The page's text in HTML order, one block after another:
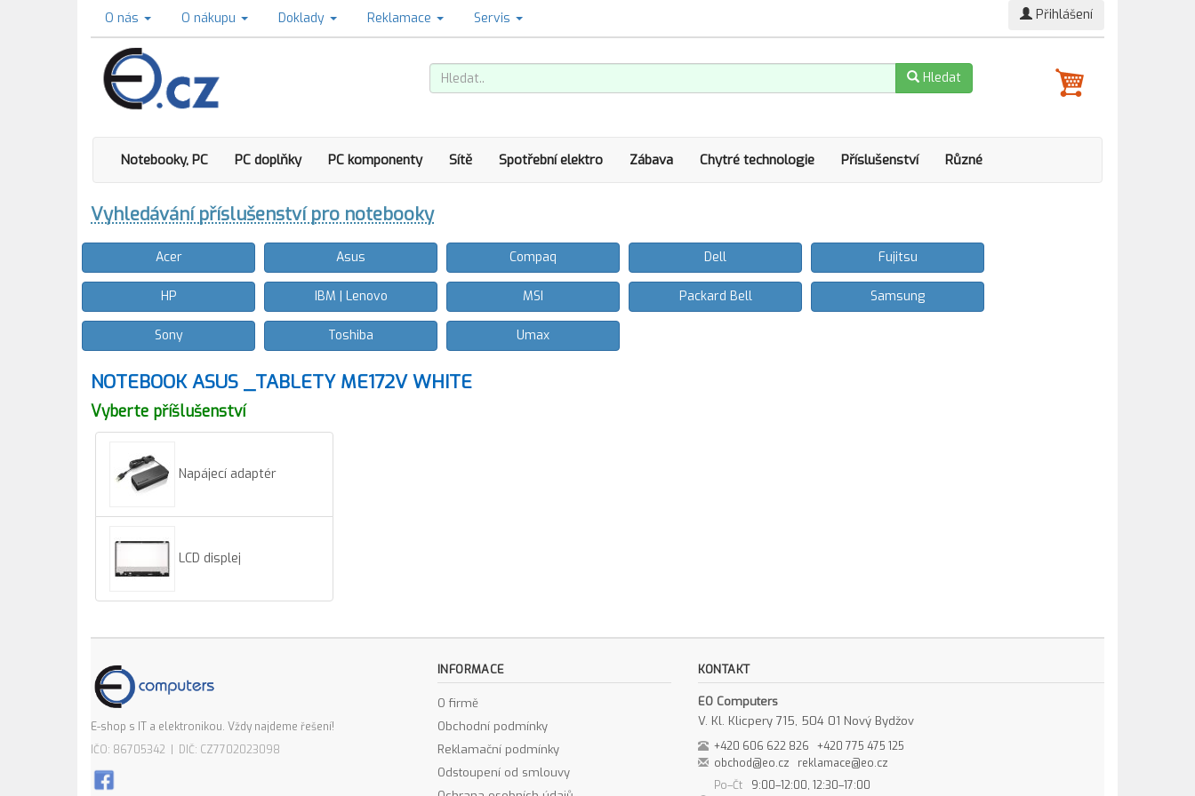
O nás O nákupu Doklady Reklamace Servis Přihlášení
Hledat
Notebooky, PC PC doplňky PC komponenty Sítě Spotřební elektro Zábava Chytré technologie Příslušenství Různé
Vyhledávání příslušenství pro notebooky
Acer Asus Compaq Dell Fujitsu
HP IBM | Lenovo MSI Packard Bell Samsung
Sony Toshiba Umax
NOTEBOOK ASUS _TABLETY ME172V WHITE
Vyberte příšlušenství
Napájecí adaptér
LCD displej
E-shop s IT a elektronikou. Vždy najdeme řešení!
IČO: 86705342 | DIČ: CZ7702023098
INFORMACE
O firmě
Obchodní podmínky
Reklamační podmínky
Odstoupení od smlouvy
KONTAKT
EO Computers
V. Kl. Klicpery 715, 504 01 Nový Bydžov
+420 606 622 826
+420 775 475 125
obchod@eo.cz
reklamace@eo.cz
Po–Čt
9:00–12:00, 12:30–17:00